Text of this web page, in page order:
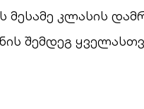
კლასის
შემდეგ